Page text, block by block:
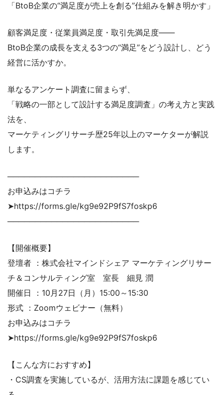
「BtoB企業の“満足度が売上を創る”仕組みを解き明かす」
顧客満足度・従業員満足度・取引先満足度——
BtoB企業の成長を支える3つの“満足”をどう設計し、どう
経営に活かすか。
単なるアンケート調査に留まらず、
「戦略の一部として設計する満足度調査」の考え方と実践
法を、
マーケティングリサーチ歴25年以上のマーケターが解説
します。
────────────────────────
お申込みはコチラ
➤https://forms.gle/kg9e92P9fS7foskp6
────────────────────────
【開催概要】
登壇者 ：株式会社マインドシェア マーケティングリサー
チ＆コンサルティング室 室長 細見 潤
開催日 ：10月27日（月）15:00～15:30
形式 ：Zoomウェビナー（無料）
お申込みはコチラ
➤https://forms.gle/kg9e92P9fS7foskp6
【こんな方におすすめ】
・CS調査を実施しているが、活用方法に課題を感じてい